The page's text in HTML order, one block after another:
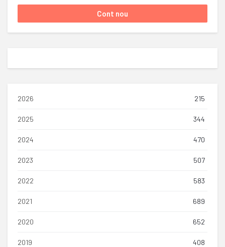
2026 215
2025 344
2024 470
2023 507
2022 583
2021 689
2020 652
2019 408